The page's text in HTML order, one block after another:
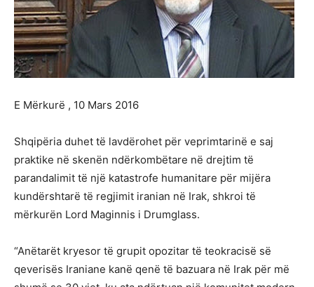
E Mërkurë , 10 Mars 2016
Shqipëria duhet të lavdërohet për veprimtarinë e saj
praktike në skenën ndërkombëtare në drejtim të
parandalimit të një katastrofe humanitare për mijëra
kundërshtarë të regjimit iranian në Irak, shkroi të
mërkurën Lord Maginnis i Drumglass.
“Anëtarët kryesor të grupit opozitar të teokracisë së
qeverisës Iraniane kanë qenë të bazuara në Irak për më